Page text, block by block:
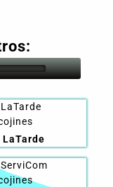
LaTarde